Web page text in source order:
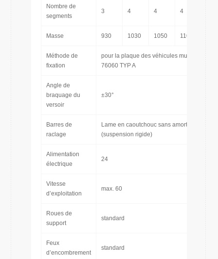
Nombre de
segments
3 4 4 4
Masse 930 1030 1050 1100
Méthode de
fixation
pour la plaque des véhicules municipaux
76060 TYP A
Angle de
braquage du
versoir
±30°
Barres de
raclage
Lame en caoutchouc sans amortissement
(suspension rigide)
Alimentation
électrique
24
Vitesse
d’exploitation
max. 60
Roues de
support
standard
Feux
d’encombrement
standard